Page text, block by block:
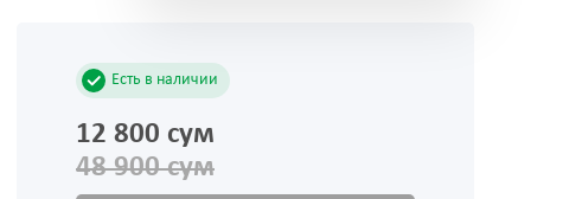
Есть в наличии
12 800 сум
48 900 сум